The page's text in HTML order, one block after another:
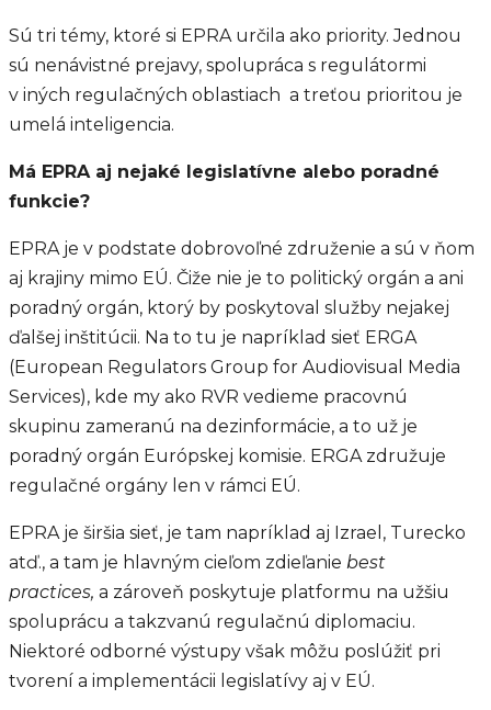
Sú tri témy, ktoré si EPRA určila ako priority. Jednou
sú nenávistné prejavy, spolupráca s regulátormi
v iných regulačných oblastiach a treťou prioritou je
umelá inteligencia.
Má EPRA aj nejaké legislatívne alebo poradné
funkcie?
EPRA je v podstate dobrovoľné združenie a sú v ňom
aj krajiny mimo EÚ. Čiže nie je to politický orgán a ani
poradný orgán, ktorý by poskytoval služby nejakej
ďalšej inštitúcii. Na to tu je napríklad sieť ERGA
(European Regulators Group for Audiovisual Media
Services), kde my ako RVR vedieme pracovnú
skupinu zameranú na dezinformácie, a to už je
poradný orgán Európskej komisie. ERGA združuje
regulačné orgány len v rámci EÚ.
EPRA je širšia sieť, je tam napríklad aj Izrael, Turecko
atď., a tam je hlavným cieľom zdieľanie best
practices, a zároveň poskytuje platformu na užšiu
spoluprácu a takzvanú regulačnú diplomaciu.
Niektoré odborné výstupy však môžu poslúžiť pri
tvorení a implementácii legislatívy aj v EÚ.